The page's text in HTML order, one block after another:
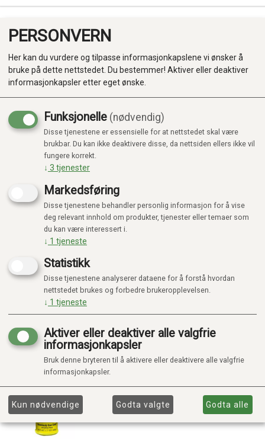
Produkter
Kategorier
PERSONVERN
Her kan du vurdere og tilpasse informasjonkapslene vi ønsker å
bruke på dette nettstedet. Du bestemmer! Aktiver eller deaktiver
informasjonkapsler etter eget ønske.
Funksjonelle (nødvendig)
Disse tjenestene er essensielle for at nettstedet skal være
brukbar. Du kan ikke deaktivere disse, da nettsiden ellers ikke vil
fungere korrekt.
↓ 3 tjenester
Markedsføring
Disse tjenestene behandler personlig informasjon for å vise
deg relevant innhold om produkter, tjenester eller temaer som
du kan være interessert i.
↓ 1 tjeneste
Statistikk
Disse tjenestene analyserer dataene for å forstå hvordan
nettstedet brukes og forbedre brukeropplevelsen.
↓ 1 tjeneste
Aktiver eller deaktiver alle valgfrie
informasjonkapsler
Bruk denne bryteren til å aktivere eller deaktivere alle valgfrie
informasjonkapsler.
Kun nødvendige Godta valgte Godta alle